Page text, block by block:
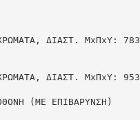
ΔIAΣT. MxΠxY:
ΔIAΣT. MxΠxY:
(ΜΕ ΕΠΙΒΑΡΥΝΣΗ)